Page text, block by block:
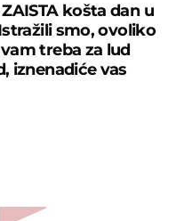
košta dan u
smo, ovoliko
treba za lud
iznenadiće vas